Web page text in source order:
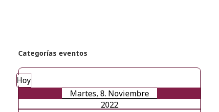
Categorías eventos
Hoy
Martes, 8. Noviembre
2022